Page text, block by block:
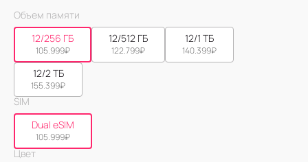
Объем памяти
12/256 ГБ
105.999₽
12/512 ГБ
122.799₽
12/1 ТБ
140.399₽
12/2 ТБ
155.399₽
SIM
Dual eSIM
105.999₽
Цвет